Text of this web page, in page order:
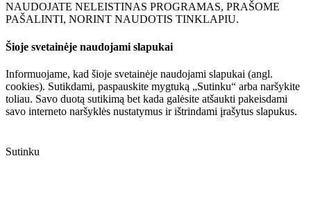
NAUDOJATE NELEISTINAS PROGRAMAS, PRAŠOME
PAŠALINTI, NORINT NAUDOTIS TINKLAPIU.
Šioje svetainėje naudojami slapukai
Informuojame, kad šioje svetainėje naudojami slapukai (angl.
cookies). Sutikdami, paspauskite mygtuką „Sutinku“ arba naršykite
toliau. Savo duotą sutikimą bet kada galėsite atšaukti pakeisdami
savo interneto naršyklės nustatymus ir ištrindami įrašytus slapukus.
Sutinku